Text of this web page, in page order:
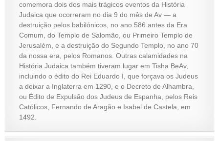
comemora dois dos mais trágicos eventos da História
Judaica que ocorreram no dia 9 do mês de Av — a
destruição pelos babilónicos, no ano 586 antes da Era
Comum, do Templo de Salomão, ou Primeiro Templo de
Jerusalém, e a destruição do Segundo Templo, no ano 70
da nossa era, pelos Romanos. Outras calamidades na
História Judaica também tiveram lugar em Tisha BeAv,
incluindo o édito do Rei Eduardo I, que forçava os Judeus
a deixar a Inglaterra em 1290, e o Decreto de Alhambra,
ou Édito de Expulsão dos Judeus de Espanha, pelos Reis
Católicos, Fernando de Aragão e Isabel de Castela, em
1492.